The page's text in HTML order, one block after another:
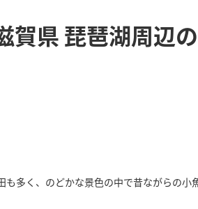
県 琵琶湖周辺
多く、のどかな景色の中で昔ながらの